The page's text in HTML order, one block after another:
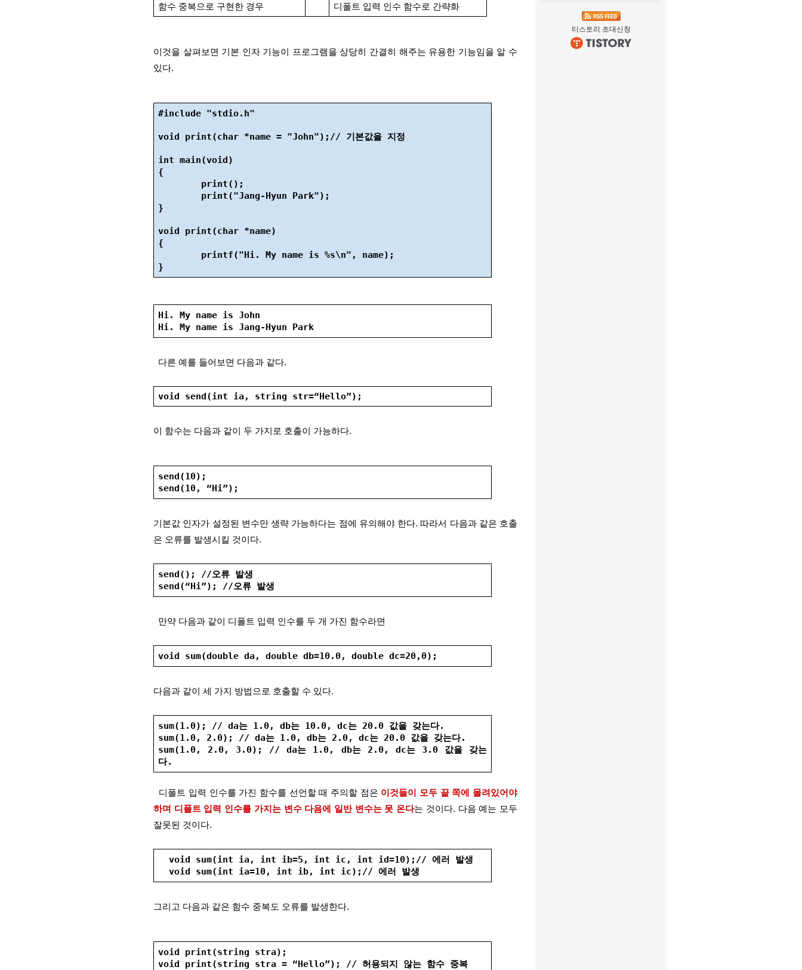
함수 중복으로 구현한 경우 디폴트 입력 인수 함수로 간략화
이것을 살펴보면 기본 인자 기능이 프로그램을 상당히 간결히 해주는 유용한 기능임을 알 수
있다.
#include "stdio.h"
void print(char *name = "John");// 기본값을 지정
int main(void)
{
print();
print("Jang-Hyun Park");
}
void print(char *name)
{
printf("Hi. My name is %s\n", name);
}
Hi. My name is John
Hi. My name is Jang-Hyun Park
다른 예를 들어보면 다음과 같다.
void send(int ia, string str=“Hello”);
이 함수는 다음과 같이 두 가지로 호출이 가능하다.
send(10);
send(10, “Hi”);
기본값 인자가 설정된 변수만 생략 가능하다는 점에 유의해야 한다. 따라서 다음과 같은 호출
은 오류를 발생시킬 것이다.
send(); //오류 발생
send(“Hi”); //오류 발생
만약 다음과 같이 디폴트 입력 인수를 두 개 가진 함수라면
void sum(double da, double db=10.0, double dc=20,0);
다음과 같이 세 가지 방법으로 호출할 수 있다.
sum(1.0); // da는 1.0, db는 10.0, dc는 20.0 값을 갖는다.
sum(1.0, 2.0); // da는 1.0, db는 2.0, dc는 20.0 값을 갖는다.
sum(1.0, 2.0, 3.0); // da는 1.0, db는 2.0, dc는 3.0 값을 갖는
다.
디폴트 입력 인수를 가진 함수를 선언할 때 주의할 점은 이것들이 모두 끝 쪽에 몰려있어야
하며 디폴트 입력 인수를 가지는 변수 다음에 일반 변수는 못 온다는 것이다. 다음 예는 모두
잘못된 것이다.
void sum(int ia, int ib=5, int ic, int id=10);// 에러 발생
void sum(int ia=10, int ib, int ic);// 에러 발생
그리고 다음과 같은 함수 중복도 오류를 발생한다.
void print(string stra);
void print(string stra = “Hello”); // 허용되지 않는 함수 중복
티스토리 초대신청